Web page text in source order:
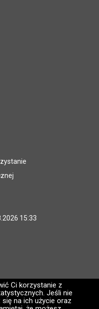
Ci korzystanie z
Jeśli nie
na ich użycie oraz
15:33